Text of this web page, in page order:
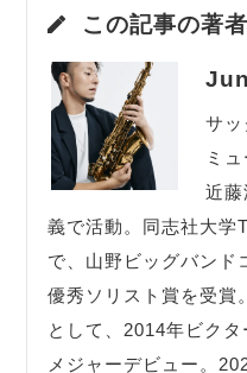
この記事の著者
サッ
ミ
近藤
義で活動。同志社大
で、山野ビッグバンド
優秀ソリスト賞を受賞
として、2014年ビク
メジャーデビュー。